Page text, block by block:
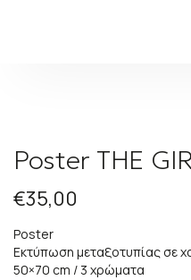
Poster THE
€35,00
Poster
Εκτύπωση μεταξοτυπίας σε
50×70 cm / 3 χρώματα